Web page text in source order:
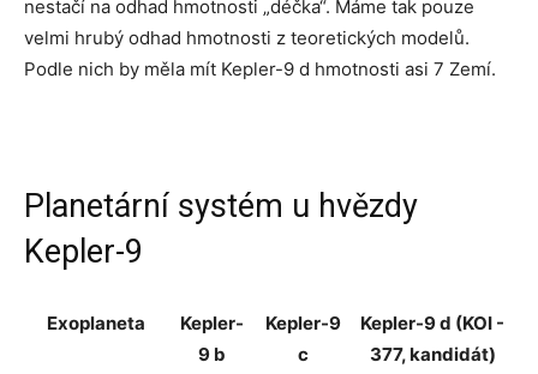
nestačí na odhad hmotnosti „déčka“. Máme tak pouze
velmi hrubý odhad hmotnosti z teoretických modelů.
Podle nich by měla mít Kepler-9 d hmotnosti asi 7 Zemí.
Planetární systém u hvězdy
Kepler-9
Exoplaneta
Kepler-
9 b
Kepler-9
c
Kepler-9 d (KOI -
377, kandidát)